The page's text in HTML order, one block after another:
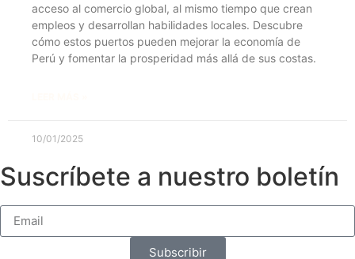
acceso al comercio global, al mismo tiempo que crean
empleos y desarrollan habilidades locales. Descubre
cómo estos puertos pueden mejorar la economía de
Perú y fomentar la prosperidad más allá de sus costas.
10/01/2025
Suscríbete a nuestro boletín
Subscribir